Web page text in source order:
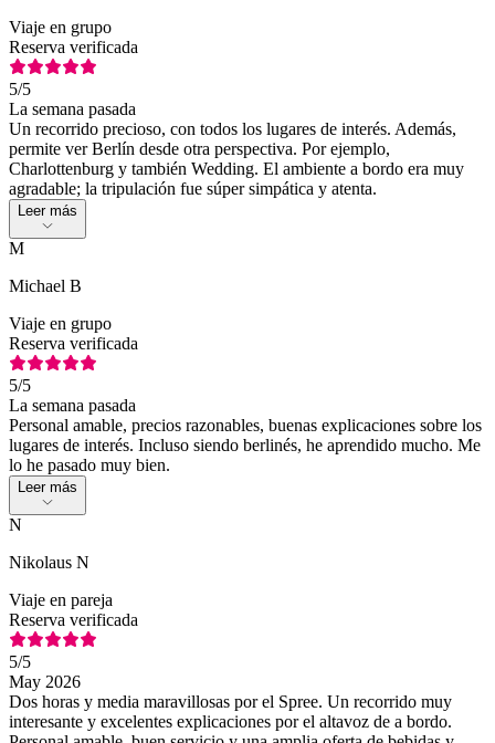
Viaje en grupo
Reserva verificada
5/5
La semana pasada
Un recorrido precioso, con todos los lugares de interés. Además,
permite ver Berlín desde otra perspectiva. Por ejemplo,
Charlottenburg y también Wedding. El ambiente a bordo era muy
agradable; la tripulación fue súper simpática y atenta.
Leer más
M
Michael B
Viaje en grupo
Reserva verificada
5/5
La semana pasada
Personal amable, precios razonables, buenas explicaciones sobre los
lugares de interés. Incluso siendo berlinés, he aprendido mucho. Me
lo he pasado muy bien.
Leer más
N
Nikolaus N
Viaje en pareja
Reserva verificada
5/5
May 2026
Dos horas y media maravillosas por el Spree. Un recorrido muy
interesante y excelentes explicaciones por el altavoz de a bordo.